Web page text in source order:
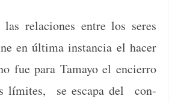
rela­ciones entre los seres
en últi­ma instan­cia el hac­er
fue para Tamayo el encier­ro
límites, se escapa del con­